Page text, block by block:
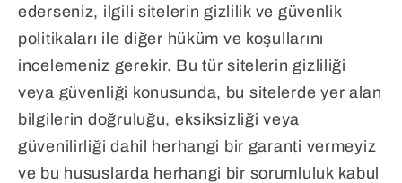
ederseniz, ilgili sitelerin gizlilik ve güvenlik
politikaları ile diğer hüküm ve koşullarını
incelemeniz gerekir. Bu tür sitelerin gizliliği
veya güvenliği konusunda, bu sitelerde yer alan
bilgilerin doğruluğu, eksiksizliği veya
güvenilirliği dahil herhangi bir garanti vermeyiz
ve bu hususlarda herhangi bir sorumluluk kabul